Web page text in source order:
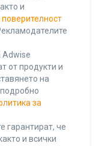
и
Adwise
от продукти и
на
за
гарантират, че
и всички